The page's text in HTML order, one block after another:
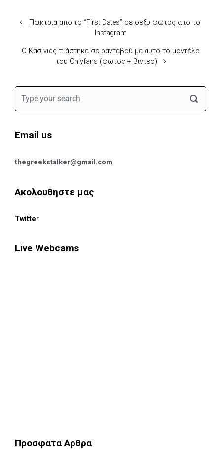
Παικτρια απο το “First Dates” σε σεξυ φωτος απο το
Instagram
Ο Κασίγιας πιάστηκε σε ραντεβού με αυτο το μοντέλο
του Onlyfans (φωτος + βιντεο)
Email us
thegreekstalker@gmail.com
Ακολουθηστε μας
Twitter
Live Webcams
Προσφατα Αρθρα